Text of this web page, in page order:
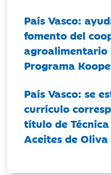
País Vasco:
fomento del
agroalimentario
Programa
País Vasco: se
currículo
título de
Aceites de